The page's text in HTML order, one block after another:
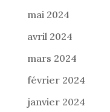
mai 2024
avril 2024
mars 2024
février 2024
janvier 2024